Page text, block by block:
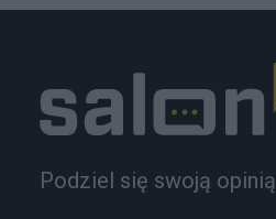
Podziel się swoją opinią